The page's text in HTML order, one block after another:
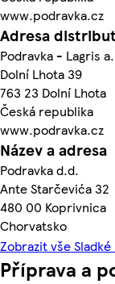
www.podravka.cz
Adresa
Podravka - Lagris
Dolní Lhota 39
763 23 Dolní Lhota
Česká republika
www.podravka.cz
Název a adresa
Podravka d.d.
Ante Starčevića 32
480 00 Koprivnica
Chorvatsko
Zobrazit vše
Příprava a